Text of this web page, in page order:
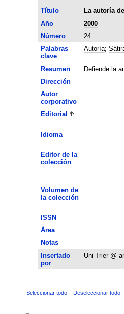
Título
La autoría
Año
2000
Número
24
Palabras
clave
Autoría;
Resumen
Defiende la
Dirección
Autor
corporativo
Editorial
Idioma
Editor de la
colección
Volumen de
la colección
ISSN
Área
Notas
Insertado
por
Uni-Trier @
Seleccionar todo Deseleccionar todo